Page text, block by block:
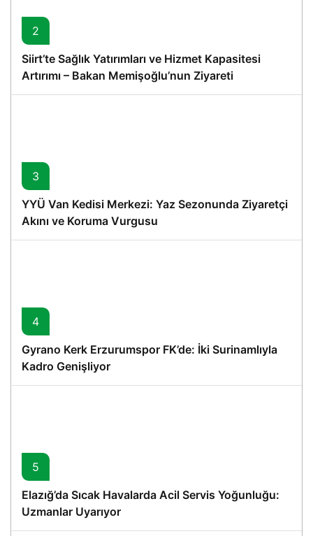
2
Siirt’te Sağlık Yatırımları ve Hizmet Kapasitesi
Artırımı – Bakan Memişoğlu’nun Ziyareti
3
YYÜ Van Kedisi Merkezi: Yaz Sezonunda Ziyaretçi
Akını ve Koruma Vurgusu
4
Gyrano Kerk Erzurumspor FK’de: İki Surinamlıyla
Kadro Genişliyor
5
Elazığ’da Sıcak Havalarda Acil Servis Yoğunluğu:
Uzmanlar Uyarıyor